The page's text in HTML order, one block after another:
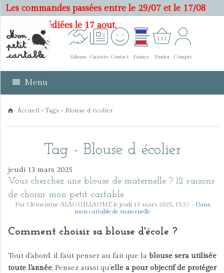
Les commandes passées entre le 29/07 et le 17/08
seront expédiées le 17 aout.
Valeurs Gazette Contact France Panier Compte
Menu
Accueil ›Tags › Blouse d écolier
Tag - Blouse d écolier
jeudi 13 mars 2025
Vous cherchez une blouse de maternelle ? 12 raisons
de choisir mon petit cartable
Par Clémentine ALAGUILLAUME le jeudi 13 mars 2025, 15:37 - Dans
mon cartable de maternelle
Comment choisir sa blouse d'école ?
Tout d'abord, il faut penser au fait que la blouse sera utilisée
toute l'année. Pensez aussi qu'elle a pour objectif de protéger